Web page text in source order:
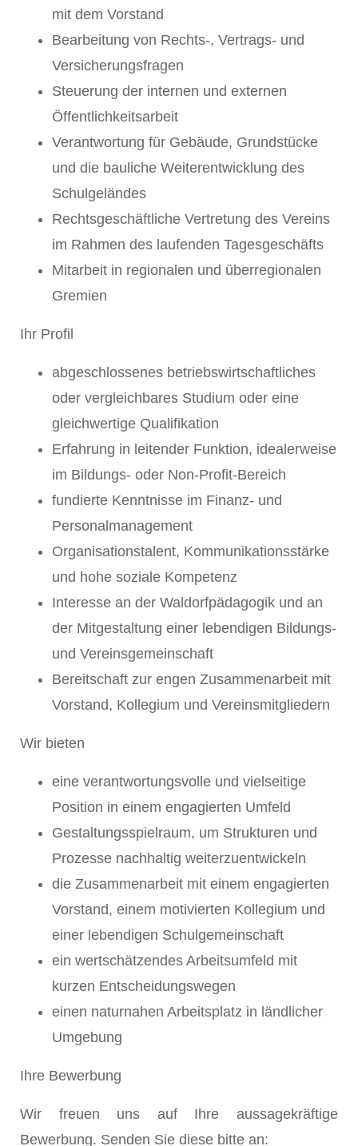
mit dem Vorstand
Bearbeitung von Rechts-, Vertrags- und
Versicherungsfragen
Steuerung der internen und externen
Öffentlichkeitsarbeit
Verantwortung für Gebäude, Grundstücke
und die bauliche Weiterentwicklung des
Schulgeländes
Rechtsgeschäftliche Vertretung des Vereins
im Rahmen des laufenden Tagesgeschäfts
Mitarbeit in regionalen und überregionalen
Gremien
Ihr Profil
abgeschlossenes betriebswirtschaftliches
oder vergleichbares Studium oder eine
gleichwertige Qualifikation
Erfahrung in leitender Funktion, idealerweise
im Bildungs- oder Non-Profit-Bereich
fundierte Kenntnisse im Finanz- und
Personalmanagement
Organisationstalent, Kommunikationsstärke
und hohe soziale Kompetenz
Interesse an der Waldorfpädagogik und an
der Mitgestaltung einer lebendigen Bildungs-
und Vereinsgemeinschaft
Bereitschaft zur engen Zusammenarbeit mit
Vorstand, Kollegium und Vereinsmitgliedern
Wir bieten
eine verantwortungsvolle und vielseitige
Position in einem engagierten Umfeld
Gestaltungsspielraum, um Strukturen und
Prozesse nachhaltig weiterzuentwickeln
die Zusammenarbeit mit einem engagierten
Vorstand, einem motivierten Kollegium und
einer lebendigen Schulgemeinschaft
ein wertschätzendes Arbeitsumfeld mit
kurzen Entscheidungswegen
einen naturnahen Arbeitsplatz in ländlicher
Umgebung
Ihre Bewerbung
Wir freuen uns auf Ihre aussagekräftige
Bewerbung. Senden Sie diese bitte an: